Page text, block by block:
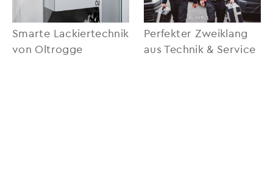
Smarte Lackiertechnik
von Oltrogge
Perfekter Zweiklang
aus Technik & Service